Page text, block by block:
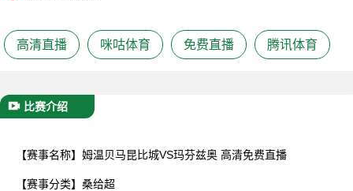
高清直播 咪咕体育 免费直播 腾讯体育
比赛介绍
【赛事名称】 姆温贝马昆比城VS玛芬兹奥 高清免费直播
【赛事分类】 桑给超